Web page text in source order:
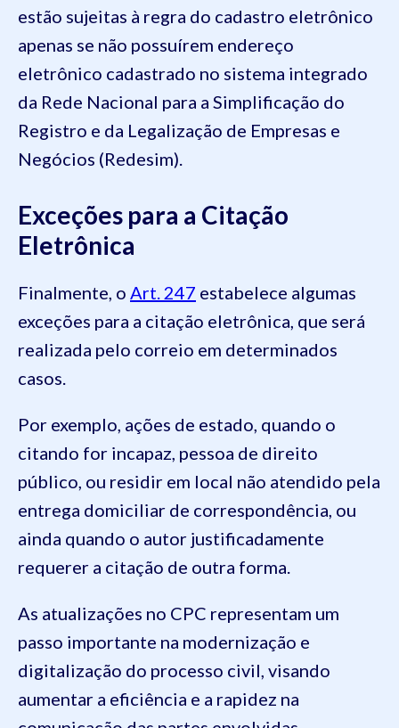
estão sujeitas à regra do cadastro eletrônico
apenas se não possuírem endereço
eletrônico cadastrado no sistema integrado
da Rede Nacional para a Simplificação do
Registro e da Legalização de Empresas e
Negócios (Redesim).
Exceções para a Citação
Eletrônica
Finalmente, o Art. 247 estabelece algumas
exceções para a citação eletrônica, que será
realizada pelo correio em determinados
casos.
Por exemplo, ações de estado, quando o
citando for incapaz, pessoa de direito
público, ou residir em local não atendido pela
entrega domiciliar de correspondência, ou
ainda quando o autor justificadamente
requerer a citação de outra forma.
As atualizações no CPC representam um
passo importante na modernização e
digitalização do processo civil, visando
aumentar a eficiência e a rapidez na